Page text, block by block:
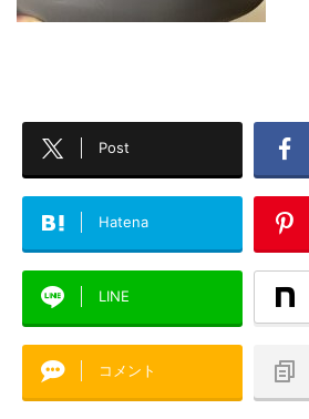
Post
Hatena
LINE
コメント